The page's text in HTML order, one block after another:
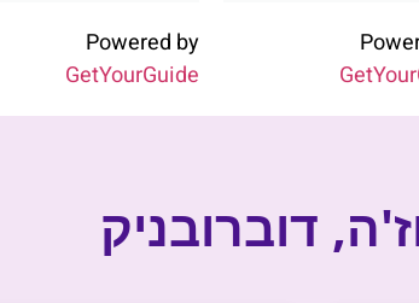
Powered by
GetYourGuide
דוברובניק